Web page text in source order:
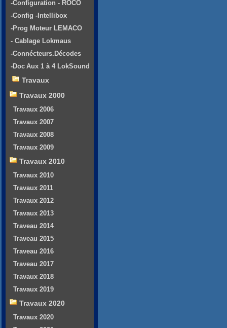
-Configuration - ROCO
-Config -Intellibox
-Prog Moteur LEMACO
- Cablage Lokmaus
-Connécteurs.Décodes
-Doc Aux 1 à 4 LokSound
Travaux
Travaux 2000
Travaux 2006
Travaux 2007
Travaux 2008
Travaux 2009
Travaux 2010
Travaux 2010
Travaux 2011
Travaux 2012
Travaux 2013
Traveau 2014
Traveau 2015
Traveau 2016
Traveau 2017
Travaux 2018
Travaux 2019
Travaux 2020
Travaux 2020